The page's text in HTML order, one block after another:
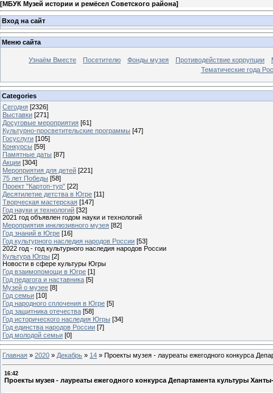
[МБУК Музей истории и ремёсел Советского района]
Вход на сайт
Меню сайта
Узнаём Вместе Посетителю Фонды музея Противодействие коррупции
Тематические года
Categories
Сегодня [2326]
Выставки [271]
Досуговые мероприятия [61]
Культурно-просветительские программы [47]
Госуслуги [105]
Конкурсы [59]
Памятные даты [87]
Акции [304]
Мероприятия для детей [221]
75 лет Победы [58]
Проект "Картоп-тур" [22]
Десятилетие детства в Югре [11]
Творческая мастерская [147]
Год науки и технологий [32]
2021 год объявлен годом науки и технологий
Мероприятия инклюзивного музея [82]
Год знаний в Югре [16]
Год культурного наследия народов России [53]
2022 год - год культурного наследия народов России
Культура Югры [2]
Новости в сфере культуры Югры
Год взаимопомощи в Югре [1]
Год педагога и наставника [5]
Музей о музее [8]
Год семьи [10]
Год народного сплочения в Югре [5]
Год защитника отечества [58]
Год исторического наследия Югры [34]
Год единства народов России [7]
Год молодой семьи [0]
Главная » 2020 » Декабрь » 14 » Проекты музея - лауреаты ежегодного конкурса
16:42
Проекты музея - лауреаты ежегодного конкурса Департамента культуры